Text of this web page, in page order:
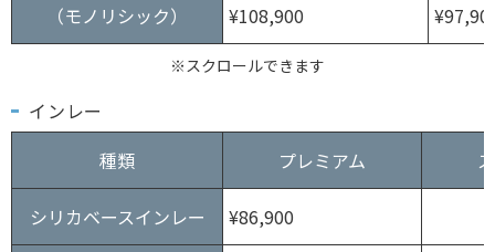
（モノリシック）
¥108,900
※スクロールできます
インレー
種類
プレミアム
シリカベースインレー ¥86,900